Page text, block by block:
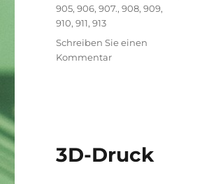
905,906,907.,908,909,
910,911,913
Schreiben Sie einen
Kommentarzu
den
3D-Druck